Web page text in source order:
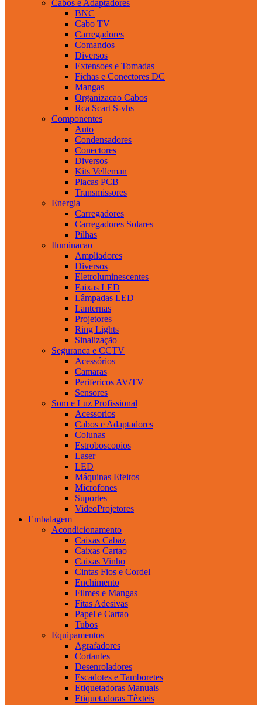
Cabos e Adaptadores
BNC
Cabo TV
Carregadores
Comandos
Diversos
Extensoes e Tomadas
Fichas e Conectores DC
Mangas
Organizacao Cabos
Rca Scart S-vhs
Componentes
Auto
Condensadores
Conectores
Diversos
Kits Velleman
Placas PCB
Transmissores
Energia
Carregadores
Carregadores Solares
Pilhas
Iluminacao
Ampliadores
Diversos
Eletroluminescentes
Faixas LED
Lâmpadas LED
Lanternas
Projetores
Ring Lights
Sinalização
Seguranca e CCTV
Acessórios
Camaras
Perifericos AV/TV
Sensores
Som e Luz Profissional
Acessorios
Cabos e Adaptadores
Colunas
Estroboscopios
Laser
LED
Máquinas Efeitos
Microfones
Suportes
VideoProjetores
Embalagem
Acondicionamento
Caixas Cabaz
Caixas Cartao
Caixas Vinho
Cintas Fios e Cordel
Enchimento
Filmes e Mangas
Fitas Adesivas
Papel e Cartao
Tubos
Equipamentos
Agrafadores
Cortantes
Desenroladores
Escadotes e Tamboretes
Etiquetadoras Manuais
Etiquetadoras Têxteis